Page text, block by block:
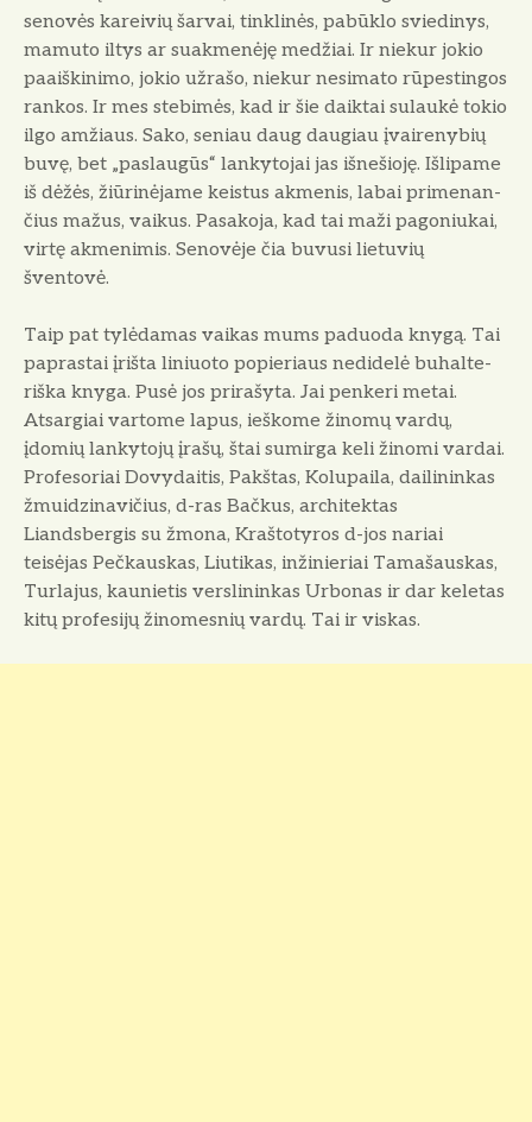
senovės kareivių šar­vai, tinklinės, pabūklo sviedinys,
ma­muto iltys ar suakmenėję medžiai. Ir niekur jokio
paaiškinimo, jokio užra­šo, niekur nesimato rūpestingos
ran­kos. Ir mes stebimės, kad ir šie daik­tai sulaukė tokio
ilgo amžiaus. Sako, seniau daug daugiau įvairenybių
bu­vę, bet „paslaugūs“ lankytojai jas iš­nešioję. Išlipame
iš dėžės, žiūrinėjame keistus akmenis, labai primenan­
čius mažus, vaikus. Pasakoja, kad tai maži pagoniukai,
virtę akmenimis. Senovėje čia buvusi lietuvių
šventovė.
Taip pat tylėdamas vaikas mums paduoda knygą. Tai
paprastai įrišta liniuoto popieriaus nedidelė buhalte­
riška knyga. Pusė jos prirašyta. Jai penkeri metai.
Atsargiai vartome lapus, ieškome žinomų vardų,
įdomių lankytojų įrašų, štai sumirga keli ži­nomi vardai.
Profesoriai Dovydaitis, Pakštas, Kolupaila, dailininkas
žmuidzinavičius, d-ras Bačkus, architek­tas
Liandsbergis su žmona, Kraštoty­ros d-jos nariai
teisėjas Pečkauskas, Liutikas, inžinieriai Tamašauskas,
Turlajus, kaunietis verslininkas Ur­bonas ir dar keletas
kitų profesijų ži­nomesnių vardų. Tai ir viskas.